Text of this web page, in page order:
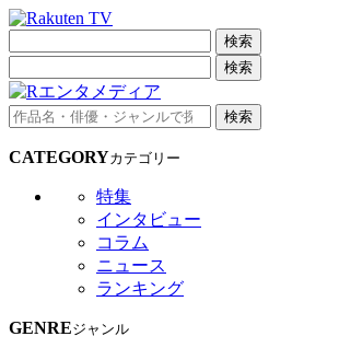
検索
検索
検索
CATEGORYカテゴリー
特集
インタビュー
コラム
ニュース
ランキング
GENREジャンル